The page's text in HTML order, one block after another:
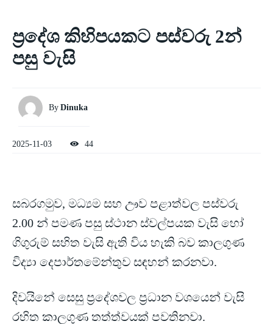
ප්‍රදේශ කිහිපයකට පස්වරු 2න්
පසු වැසි
By Dinuka
2025-11-03 44
සබරගමුව, මධ්‍යම සහ ඌව පළාත්වල පස්වරු
2.00 න් පමණ පසු ස්ථාන ස්වල්පයක වැසි හෝ
ගිගුරුම් සහිත වැසි ඇති විය හැකි බව කාලගුණ
විද්‍යා දෙපාර්තමේන්තුව සඳහන් කරනවා.
දිවයිනේ සෙසු ප්‍රදේශවල ප්‍රධාන වශයෙන් වැසි
රහිත කාලගුණ තත්ත්වයක් පවතිනවා.